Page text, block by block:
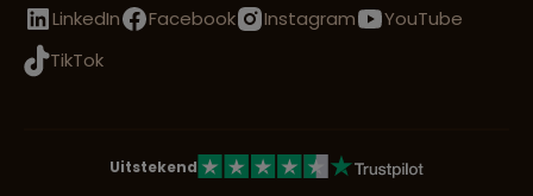
LinkedIn
Facebook Instagram
YouTube
TikTok
Uitstekend